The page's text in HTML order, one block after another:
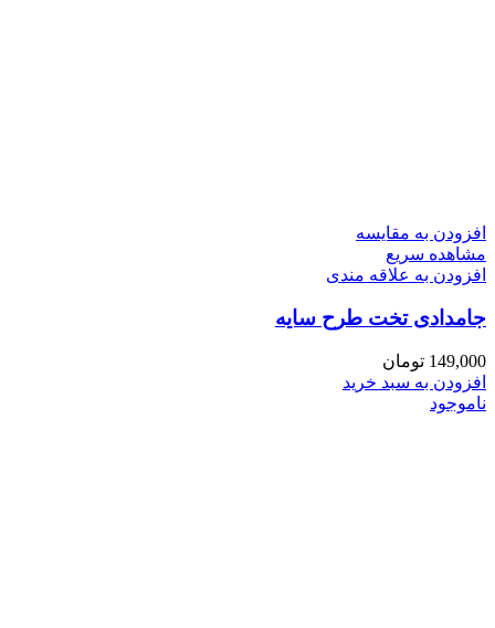
افزودن به مقایسه
مشاهده سریع
افزودن به علاقه مندی
جامدادی تخت طرح سایه
149,000 تومان
افزودن به سبد خرید
ناموجود